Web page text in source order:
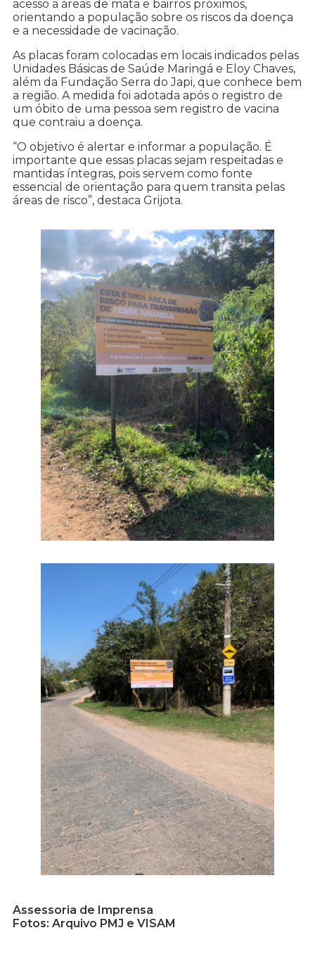
acesso a áreas de mata e bairros próximos,
orientando a população sobre os riscos da doença
e a necessidade de vacinação.
As placas foram colocadas em locais indicados pelas
Unidades Básicas de Saúde Maringá e Eloy Chaves,
além da Fundação Serra do Japi, que conhece bem
a região. A medida foi adotada após o registro de
um óbito de uma pessoa sem registro de vacina
que contraiu a doença.
“O objetivo é alertar e informar a população. É
importante que essas placas sejam respeitadas e
mantidas íntegras, pois servem como fonte
essencial de orientação para quem transita pelas
áreas de risco”, destaca Grijota.
Assessoria de Imprensa
Fotos: Arquivo PMJ e VISAM